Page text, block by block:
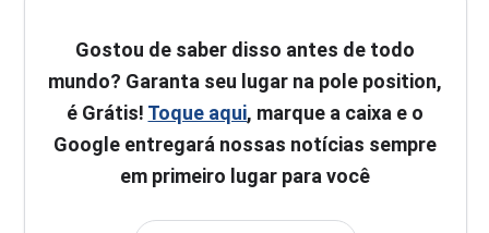
Gostou de saber disso antes de todo
mundo? Garanta seu lugar na pole position,
é Grátis! Toque aqui, marque a caixa e o
Google entregará nossas notícias sempre
em primeiro lugar para você